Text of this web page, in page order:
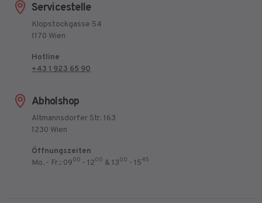
Servicestelle
Klopstockgasse 54
1170 Wien
Hotline
+43 1 923 65 90
Abholshop
Altmannsdorfer Str. 163
1230 Wien
Öffnungszeiten
Mo. - Fr.: 0900 - 1200 & 1300 - 1545